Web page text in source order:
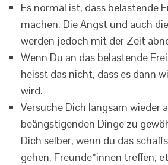
Es normal ist, dass belastende
machen. Die Angst und auch
werden jedoch mit der Zeit
Wenn Du an das belastende
heisst das nicht, dass es dann
wird.
Versuche Dich langsam wieder
beängstigenden Dinge zu
Dich selber, wenn du das
gehen, Freunde*innen treffen,